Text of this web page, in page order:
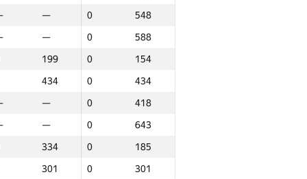
— 0
548
— 0
588
199 0
154
434 0
434
— 0
418
— 0
643
334 0
185
301 0
301
— 11
20
— 0
182
72 0
72
— 0
53
— 0
210
— 0
643
224 0
224
190 29
9